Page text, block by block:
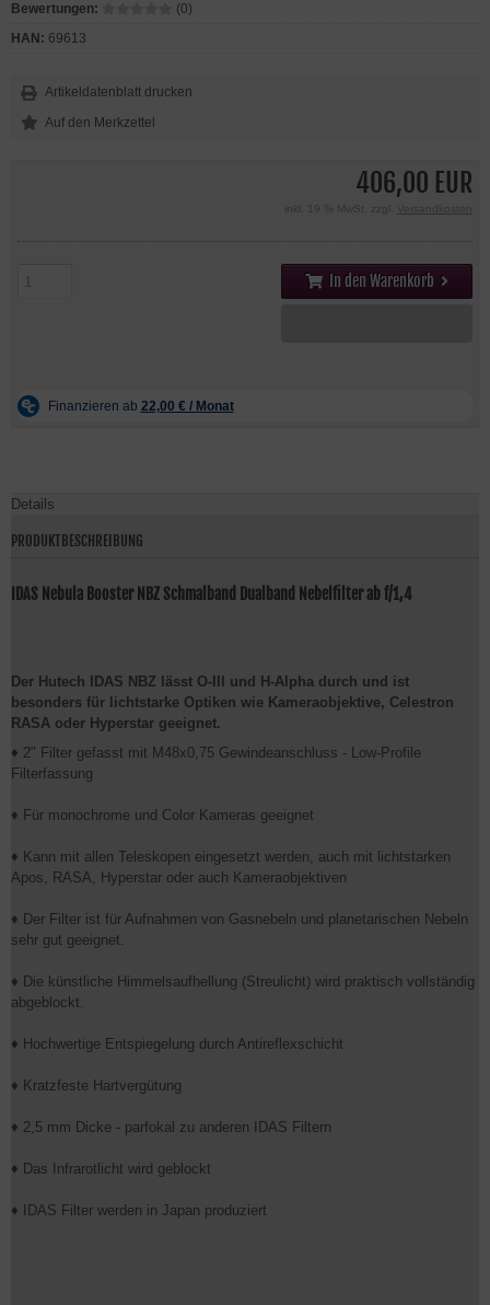
406,00 EUR
inkl. 19 % MwSt. zzgl. Versandkosten
In den Warenkorb
Bewertungen:
(0)
HAN: 69613
Artikeldatenblatt drucken
Details
PRODUKTBESCHREIBUNG
IDAS Nebula Booster NBZ Schmalband Dualband Nebelfilter ab f/1,4
Der Hutech IDAS NBZ lässt O-III und H-Alpha durch und ist
besonders für lichtstarke Optiken wie Kameraobjektive, Celestron
RASA oder Hyperstar geeignet.
♦ 2" Filter gefasst mit M48x0,75 Gewindeanschluss - Low-Profile
Filterfassung
♦ Für monochrome und Color Kameras geeignet
♦ Kann mit allen Teleskopen eingesetzt werden, auch mit lichtstarken
Apos, RASA, Hyperstar oder auch Kameraobjektiven
♦ Der Filter ist für Aufnahmen von Gasnebeln und planetarischen Nebeln
sehr gut geeignet.
♦ Die künstliche Himmelsaufhellung (Streulicht) wird praktisch vollständig
abgeblockt.
♦ Hochwertige Entspiegelung durch Antireflexschicht
♦ Kratzfeste Hartvergütung
♦ 2,5 mm Dicke - parfokal zu anderen IDAS Filtern
♦ Das Infrarotlicht wird geblockt
♦ IDAS Filter werden in Japan produziert